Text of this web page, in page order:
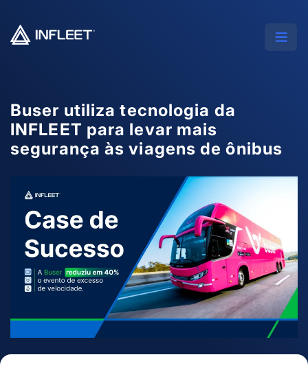
Buser utiliza tecnologia da
INFLEET para levar mais
segurança às viagens de ônibus